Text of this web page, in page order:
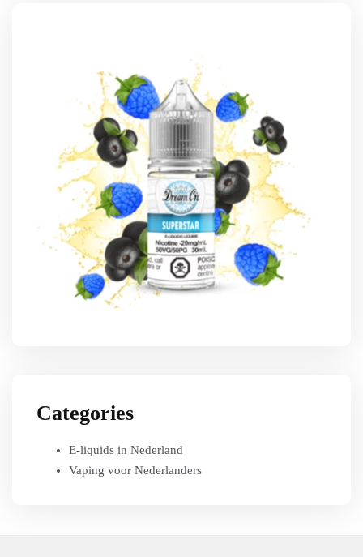
Categories
E-liquids in Nederland
Vaping voor Nederlanders